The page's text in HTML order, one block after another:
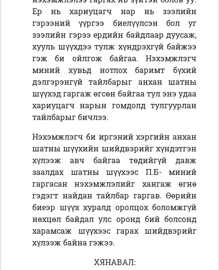
Ер нь хариуцагч нар нь зээлийн
гэрээний үүргээ биелүүлсэн бол уг
зээлийн гэрээ ердийн байдлаар дуусаж,
хууль шүүхдээ тулж хүндрэхгүй байжээ
гэж би ойлгож байгаа. Нэхэмжлэгч
миний хувьд нотлох баримт бүхий
дэлгэрэнгүй тайлбарыг анхан шатны
шүүхэд гаргаж өгсөн байгаа тул энэ удаа
хариуцагч нарын гомдолд тулгуурлан
тайлбарыг бичлээ.
Нэхэмжлэгч би иргэний хэргийн анхан
шатны шүүхийн шийдвэрийг хүндэтгэн
хүлээж авч байгаа төдийгүй давж
заалдах шатны шүүхээс П.Б- миний
гаргасан нэхэмжлэлийг хангаж өгнө
гэдэгт найдан тайлбар гаргав. Өөрийн
биеэр шүүх хуралд оролцох боломжгүй
нөхцөл байдал улс оронд бий болсонд
харамсаж шүүхээс гарах шийдвэрийг
хүлээж байна гэжээ.
ХЯНАВАЛ: